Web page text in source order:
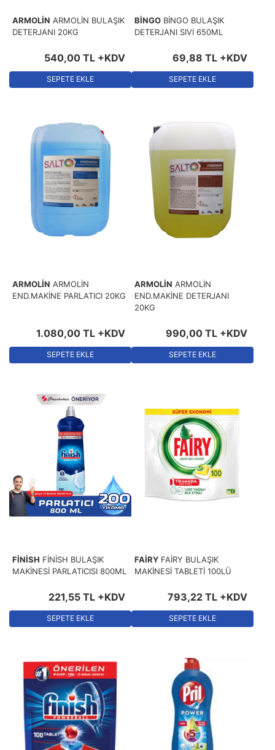
ARMOLİN ARMOLİN BULAŞIK
DETERJANI 20KG
540,00 TL +KDV
SEPETE EKLE
BİNGO BİNGO BULAŞIK
DETERJANI SIVI 650ML
69,88 TL +KDV
SEPETE EKLE
ARMOLİN ARMOLİN
END.MAKİNE PARLATICI 20KG
1.080,00 TL +KDV
SEPETE EKLE
ARMOLİN ARMOLİN
END.MAKİNE DETERJANI
20KG
990,00 TL +KDV
SEPETE EKLE
FİNİSH FİNİSH BULAŞIK
MAKİNESİ PARLATICISI 800ML
221,55 TL +KDV
SEPETE EKLE
FAİRY FAİRY BULAŞIK
MAKİNESİ TABLETİ 100LÜ
793,22 TL +KDV
SEPETE EKLE